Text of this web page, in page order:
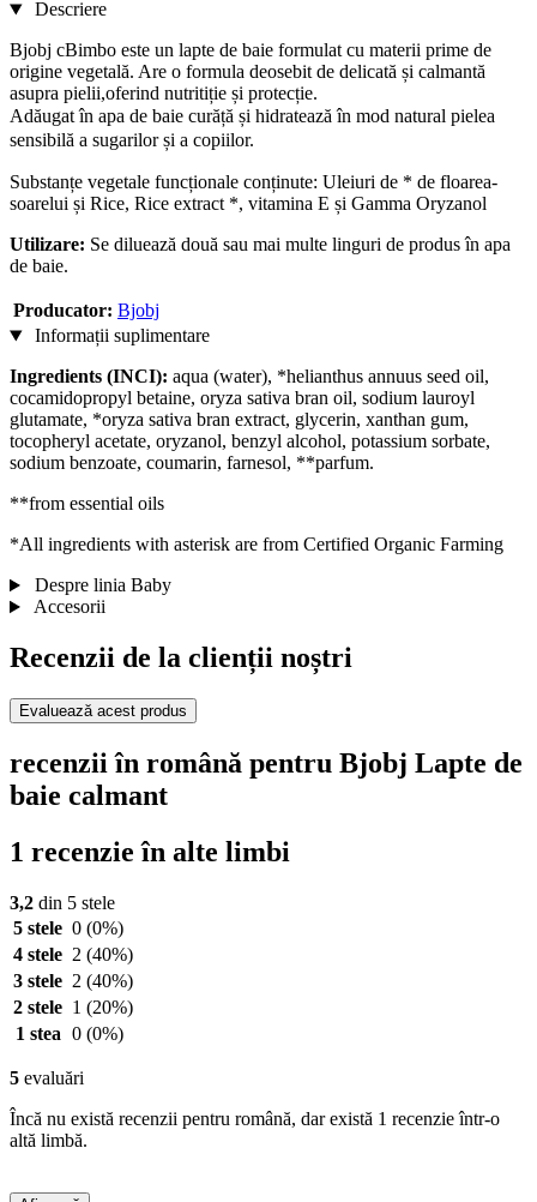
Descriere
Bjobj cBimbo este un lapte de baie formulat cu materii prime de
origine vegetală. Are o formula deosebit de delicată și calmantă
asupra pielii,oferind nutritiție și protecție.
Adăugat în apa de baie curăță și hidratează în mod natural pielea
sensibilă a sugarilor și a copiilor.
Substanțe vegetale funcționale conținute: Uleiuri de * de floarea-
soarelui și Rice, Rice extract *, vitamina E și Gamma Oryzanol
Utilizare: Se diluează două sau mai multe linguri de produs în apa
de baie.
Producator: Bjobj
Informații suplimentare
Ingredients (INCI): aqua (water), *helianthus annuus seed oil,
cocamidopropyl betaine, oryza sativa bran oil, sodium lauroyl
glutamate, *oryza sativa bran extract, glycerin, xanthan gum,
tocopheryl acetate, oryzanol, benzyl alcohol, potassium sorbate,
sodium benzoate, coumarin, farnesol, **parfum.
**from essential oils
*All ingredients with asterisk are from Certified Organic Farming
Despre linia Baby
Accesorii
Recenzii de la clienții noștri
Evaluează acest produs
recenzii în română pentru Bjobj Lapte de
baie calmant
1 recenzie în alte limbi
3,2 din 5 stele
5 stele 0 (0%)
4 stele 2 (40%)
3 stele 2 (40%)
2 stele 1 (20%)
1 stea 0 (0%)
5 evaluări
Încă nu există recenzii pentru română, dar există 1 recenzie într-o
altă limbă.